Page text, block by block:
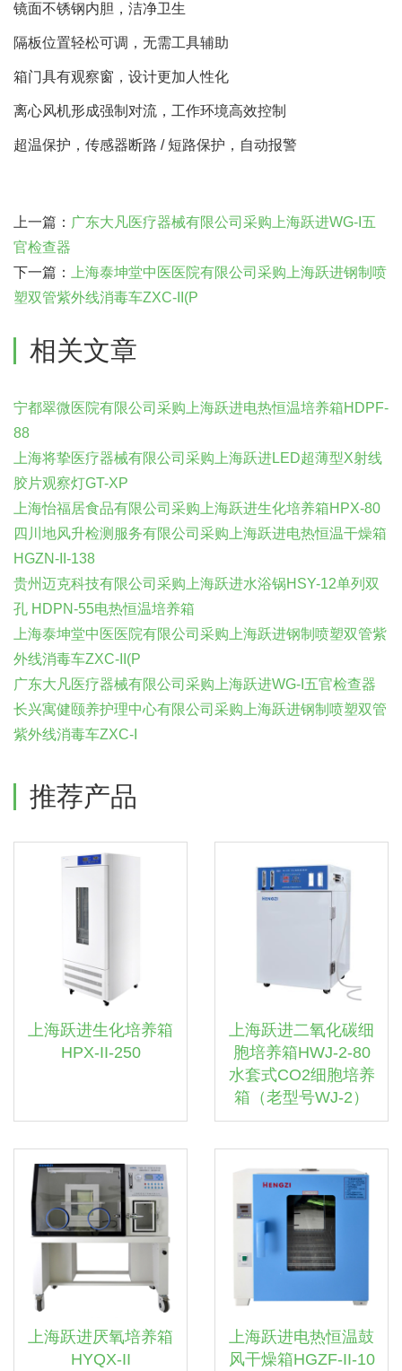
镜面不锈钢内胆，洁净卫生
隔板位置轻松可调，无需工具辅助
箱门具有观察窗，设计更加人性化
离心风机形成强制对流，工作环境高效控制
超温保护，传感器断路 / 短路保护，自动报警
上一篇： 广东大凡医疗器械有限公司采购上海跃进WG-I五
官检查器
下一篇：
上海泰坤堂中医医院有限公司采购上海跃进钢制喷
塑双管紫外线消毒车ZXC-II(P
相关文章
宁都翠微医院有限公司采购上海跃进电热恒温培养箱HDPF-
88
上海将挚医疗器械有限公司采购上海跃进LED超薄型X射线
胶片观察灯GT-XP
上海怡福居食品有限公司采购上海跃进生化培养箱HPX-80
四川地风升检测服务有限公司采购上海跃进电热恒温干燥箱
HGZN-II-138
贵州迈克科技有限公司采购上海跃进水浴锅HSY-12单列双
孔 HDPN-55电热恒温培养箱
上海泰坤堂中医医院有限公司采购上海跃进钢制喷塑双管紫
外线消毒车ZXC-II(P
广东大凡医疗器械有限公司采购上海跃进WG-I五官检查器
长兴寓健颐养护理中心有限公司采购上海跃进钢制喷塑双管
紫外线消毒车ZXC-I
推荐产品
上海跃进生化培养箱
HPX-II-250
上海跃进二氧化碳细
胞培养箱HWJ-2-80
水套式CO2细胞培养
箱（老型号WJ-2）
上海跃进厌氧培养箱
HYQX-II
上海跃进电热恒温鼓
风干燥箱HGZF-II-10